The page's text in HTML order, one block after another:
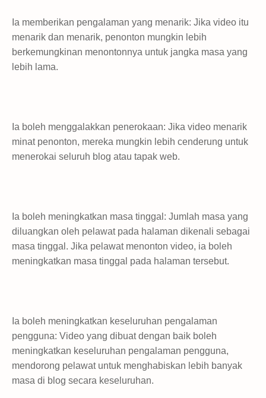
Ia memberikan pengalaman yang menarik: Jika video itu
menarik dan menarik, penonton mungkin lebih
berkemungkinan menontonnya untuk jangka masa yang
lebih lama.
Ia boleh menggalakkan penerokaan: Jika video menarik
minat penonton, mereka mungkin lebih cenderung untuk
menerokai seluruh blog atau tapak web.
Ia boleh meningkatkan masa tinggal: Jumlah masa yang
diluangkan oleh pelawat pada halaman dikenali sebagai
masa tinggal. Jika pelawat menonton video, ia boleh
meningkatkan masa tinggal pada halaman tersebut.
Ia boleh meningkatkan keseluruhan pengalaman
pengguna: Video yang dibuat dengan baik boleh
meningkatkan keseluruhan pengalaman pengguna,
mendorong pelawat untuk menghabiskan lebih banyak
masa di blog secara keseluruhan.